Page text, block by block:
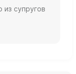
из супругов